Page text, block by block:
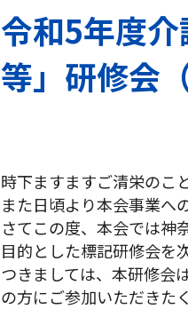
令和5年度
等」研修会
時下ますますご清栄のこ
また日頃より本会事業へ
さてこの度、本会では神
目的とした標記研修会を
つきましては、本研修会
の方にご参加いただきた